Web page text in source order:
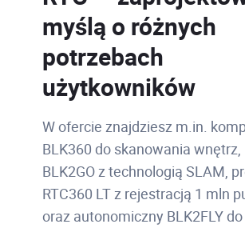
myślą o różnych
potrzebach
użytkowników
W ofercie znajdziesz m.in.
BLK360 do skanowania
BLK2GO z technologią SLAM,
RTC360 LT z rejestracją 1 mln
oraz autonomiczny BLK2FLY